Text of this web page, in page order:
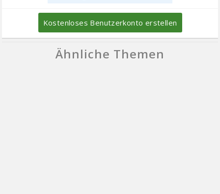
Kostenloses Benutzerkonto erstellen
Ähnliche Themen